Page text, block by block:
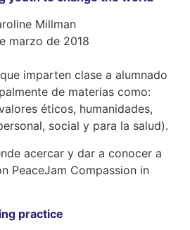
Millman
marzo de 2018
imparten clase a alumnado
de materias como:
éticos, humanidades,
social y para la salud).
acercar y dar a conocer a
PeaceJam Compassion in
practice